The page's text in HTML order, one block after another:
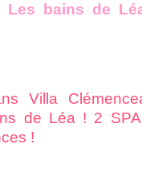
Les bains de